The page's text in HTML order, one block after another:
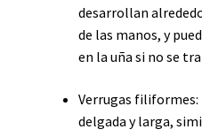
desarrollan
de las manos, y
en la uña si no se
Verrugas filiformes:
delgada y larga,